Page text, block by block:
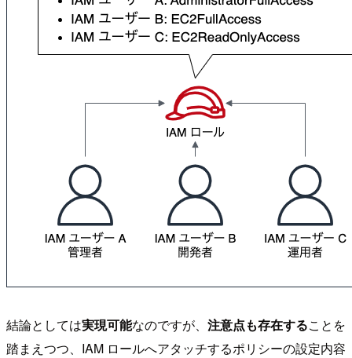
結論としては実現可能なのですが、 注意点も存在することを
踏まえつつ、IAM ロールへアタッチするポリシーの設定内容